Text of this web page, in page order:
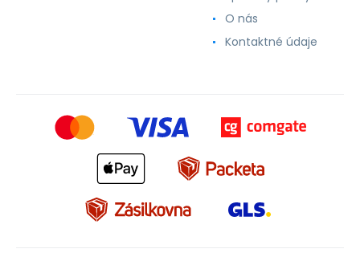
O nás
Kontaktné údaje